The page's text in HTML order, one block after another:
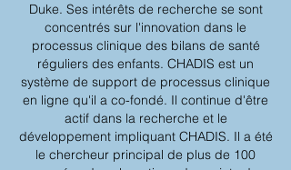
Duke. Ses intérêts de recherche se sont
concentrés sur l'innovation dans le
processus clinique des bilans de santé
réguliers des enfants. CHADIS est un
système de support de processus clinique
en ligne qu'il a co-fondé. Il continue d'être
actif dans la recherche et le
développement impliquant CHADIS. Il a été
le chercheur principal de plus de 100